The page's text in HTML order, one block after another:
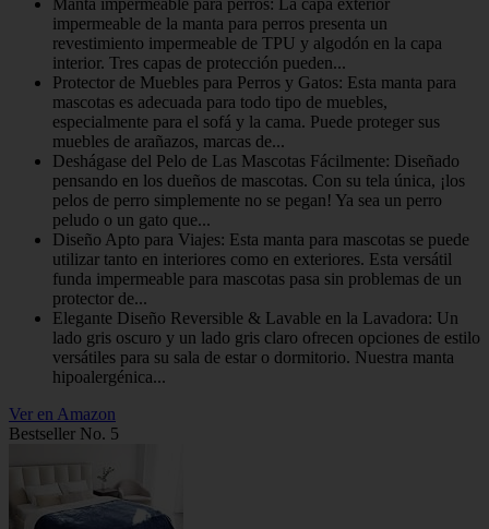
impermeable de la manta para perros presenta un
revestimiento impermeable de TPU y algodón en la capa
interior. Tres capas de protección pueden...
Protector de Muebles para Perros y Gatos: Esta manta para
mascotas es adecuada para todo tipo de muebles,
especialmente para el sofá y la cama. Puede proteger sus
muebles de arañazos, marcas de...
Deshágase del Pelo de Las Mascotas Fácilmente: Diseñado
pensando en los dueños de mascotas. Con su tela única, ¡los
pelos de perro simplemente no se pegan! Ya sea un perro
peludo o un gato que...
Diseño Apto para Viajes: Esta manta para mascotas se puede
utilizar tanto en interiores como en exteriores. Esta versátil
funda impermeable para mascotas pasa sin problemas de un
protector de...
Elegante Diseño Reversible & Lavable en la Lavadora: Un
lado gris oscuro y un lado gris claro ofrecen opciones de estilo
versátiles para su sala de estar o dormitorio. Nuestra manta
hipoalergénica...
Ver en Amazon
Bestseller No. 5